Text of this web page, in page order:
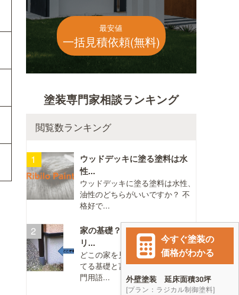
最安値
一括見積依頼(無料)
塗装専門家相談ランキング
閲覧数ランキング
ウッドデッキに塗る塗料は水
性...
ウッドデッキに塗る塗料は水性、
油性のどちらがいいですか？ 不
格好で...
家の基礎？地面近くのコンク
リ...
どこの家を見ても、 地面に接し
てる基礎と言う部分ですか？（専
門用語...